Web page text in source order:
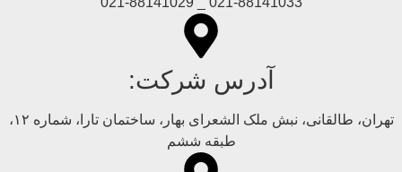
آدرس شرکت:
تهران، طالقانی، نبش ملک الشعرای بهار، ساختمان تارا، شماره ۱۲،
طبقه ششم